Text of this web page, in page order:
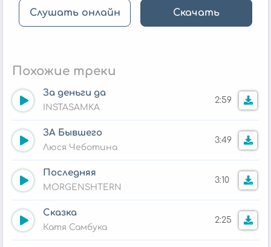
Слушать онлайн Скачать
Похожие треки
За деньги да
INSTASAMKA
2:59
ЗА Бывшего
Люся Чеботина
3:49
Последняя
MORGENSHTERN
3:10
Сказка
Катя Самбука
2:25